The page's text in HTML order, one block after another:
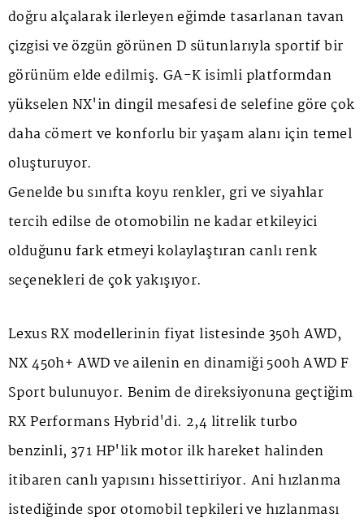
doğru alçalarak ilerleyen eğimde tasarlanan tavan
çizgisi ve özgün görünen D sütunlarıyla sportif bir
görünüm elde edilmiş. GA-K isimli platformdan
yükselen NX'in dingil mesafesi de selefine göre çok
daha cömert ve konforlu bir yaşam alanı için temel
oluşturuyor.
Genelde bu sınıfta koyu renkler, gri ve siyahlar
tercih edilse de otomobilin ne kadar etkileyici
olduğunu fark etmeyi kolaylaştıran canlı renk
seçenekleri de çok yakışıyor.
Lexus RX modellerinin fiyat listesinde 350h AWD,
NX 450h+ AWD ve ailenin en dinamiği 500h AWD F
Sport bulunuyor. Benim de direksiyonuna geçtiğim
RX Performans Hybrid'di. 2,4 litrelik turbo
benzinli, 371 HP'lik motor ilk hareket halinden
itibaren canlı yapısını hissettiriyor. Ani hızlanma
istediğinde spor otomobil tepkileri ve hızlanması